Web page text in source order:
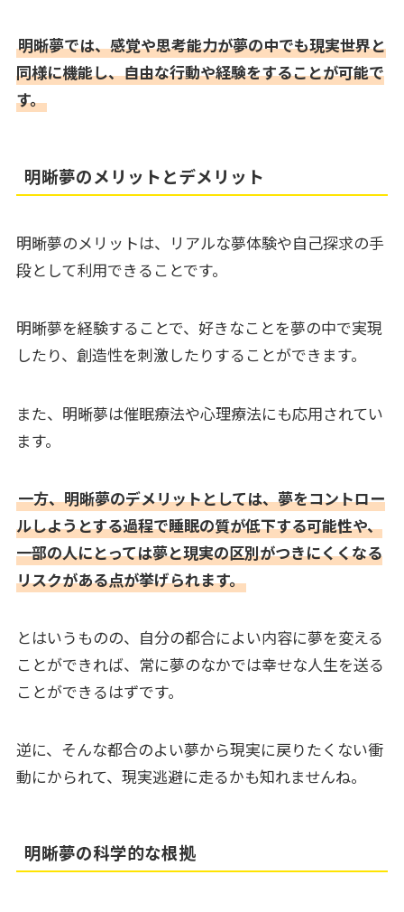
明晰夢では、感覚や思考能力が夢の中でも現実世界と
同様に機能し、自由な行動や経験をすることが可能で
す。
明晰夢のメリットとデメリット
明晰夢のメリットは、リアルな夢体験や自己探求の手
段として利用できることです。
明晰夢を経験することで、好きなことを夢の中で実現
したり、創造性を刺激したりすることができます。
また、明晰夢は催眠療法や心理療法にも応用されてい
ます。
一方、明晰夢のデメリットとしては、夢をコントロー
ルしようとする過程で睡眠の質が低下する可能性や、
一部の人にとっては夢と現実の区別がつきにくくなる
リスクがある点が挙げられます。
とはいうものの、自分の都合によい内容に夢を変える
ことができれば、常に夢のなかでは幸せな人生を送る
ことができるはずです。
逆に、そんな都合のよい夢から現実に戻りたくない衝
動にかられて、現実逃避に走るかも知れませんね。
明晰夢の科学的な根拠